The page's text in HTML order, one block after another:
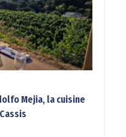
Mejia, la cuisine